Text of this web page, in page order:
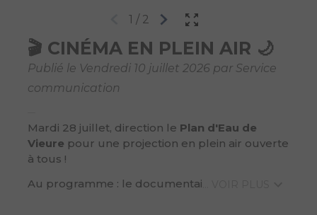
1 / 2
🎬 CINÉMA EN PLEIN AIR 🌙
Publié le Vendredi 10 juillet 2026 par Service
communication
Mardi 28 juillet, direction le Plan d'Eau de
Vieure pour une projection en plein air ouverte
à tous !
Au programme : le documentai